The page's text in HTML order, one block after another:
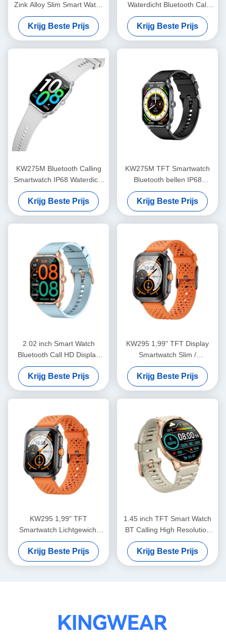
Zink Alloy Slim Smart Watch
HD Display
Krijg Beste Prijs
Waterdicht Bluetooth Call
Smartwatch Met HD Display
Krijg Beste Prijs
KW275M Bluetooth Calling
Smartwatch IP68 Waterdicht
Dynamisch Eiland
Smartwatch 2,02 inch
Krijg Beste Prijs
KW275M TFT Smartwatch
Bluetooth bellen IP68
Waterdicht Dynamisch Eiland
Smartwatch
Krijg Beste Prijs
2.02 inch Smart Watch
Bluetooth Call HD Display
Smartwatch IP68 waterdicht
Krijg Beste Prijs
KW295 1,99" TFT Display
Smartwatch Slim /
lichtgewicht fitness tracker
met Bluetooth-oproep
Krijg Beste Prijs
KW295 1,99" TFT
Smartwatch Lichtgewicht
Sporthorloge Met Bluetooth
Calling
Krijg Beste Prijs
1.45 inch TFT Smart Watch
BT Calling High Resolution
Smartwatch
Gezondheidsbewaking
Krijg Beste Prijs